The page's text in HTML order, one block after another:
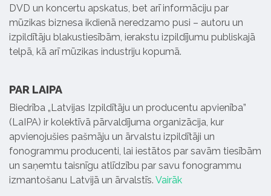
DVD un koncertu apskatus, bet arī informāciju par
mūzikas biznesa ikdienā neredzamo pusi – autoru un
izpildītāju blakustiesībām, ierakstu izpildījumu publiskajā
telpā, kā arī mūzikas industriju kopumā.
PAR LAIPA
Biedrība „Latvijas Izpildītāju un producentu apvienība”
(LaIPA) ir kolektīvā pārvaldījuma organizācija, kur
apvienojušies pašmāju un ārvalstu izpildītāji un
fonogrammu producenti, lai iestātos par savām tiesībām
un saņemtu taisnīgu atlīdzību par savu fonogrammu
izmantošanu Latvijā un ārvalstīs. Vairāk